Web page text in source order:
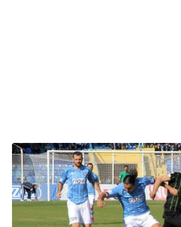
02.02.2013